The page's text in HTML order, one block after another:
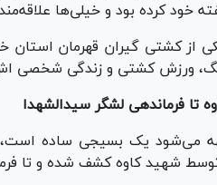
خود کرده بود و خیلی‌ها
از کشتی گیران قهرمان استان
ورزش کشتی و زندگی شخصی
تا فرماندهی لشگر سیدالشهدا
می‌شود یک بسیجی ساده است،
شهید کاوه کشف شده و تا